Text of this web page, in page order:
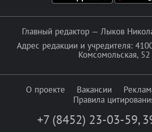
Главный редактор — Лыков
Адрес редакции и учредителя:
Комсомольская, 52
О проекте Вакансии
Правила
+7 (8452) 23-03-59,